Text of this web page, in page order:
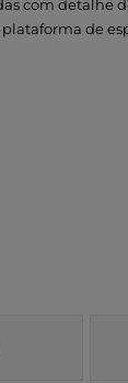
com detalhe
de